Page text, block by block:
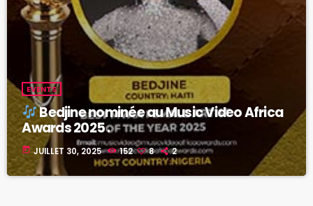
EVENTS
Bedjine nominée au Music Video Africa
Awards 2025 .
today JUILLET 30, 2025 152 8 2